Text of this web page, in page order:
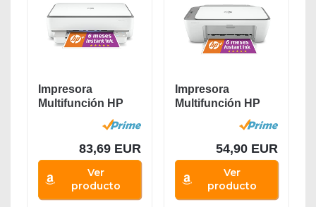
Impresora
Multifunción HP
Envy 6020e - 6
83,69 EUR
Ver
producto
Impresora
Multifunción HP
DeskJet 2720e - 6
54,90 EUR
Ver
producto